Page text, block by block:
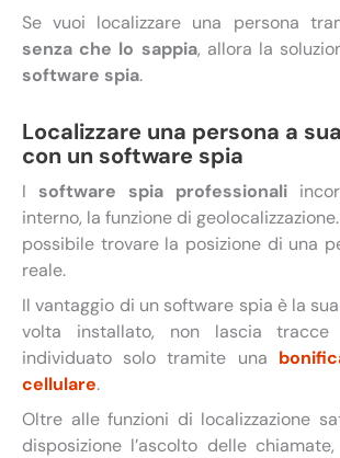
Se vuoi localizzare una persona
senza che lo sappia, allora la
software spia.
Localizzare una persona a
con un software spia
I software spia professionali
interno, la funzione di
possibile trovare la posizione di una
reale.
Il vantaggio di un software spia è la sua
volta installato, non lascia
individuato solo tramite una
cellulare.
Oltre alle funzioni di localizzazione
disposizione l’ascolto delle